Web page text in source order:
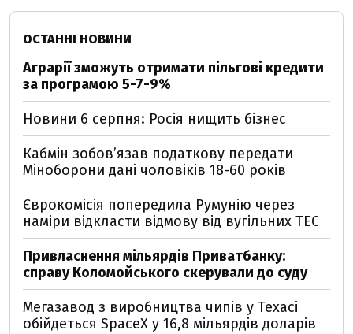
ОСТАННІ НОВИНИ
Аграрії зможуть отримати пільгові кредити
за програмою 5-7-9%
Новини 6 серпня: Росія нищить бізнес
Кабмін зобовʼязав податкову передати
Міноборони дані чоловіків 18-60 років
Єврокомісія попередила Румунію через
наміри відкласти відмову від вугільних ТЕС
Привласнення мільярдів Приватбанку:
справу Коломойського скерували до суду
Мегазавод з виробництва чипів у Техасі
обійдеться SpaceX у 16,8 мільярдів доларів